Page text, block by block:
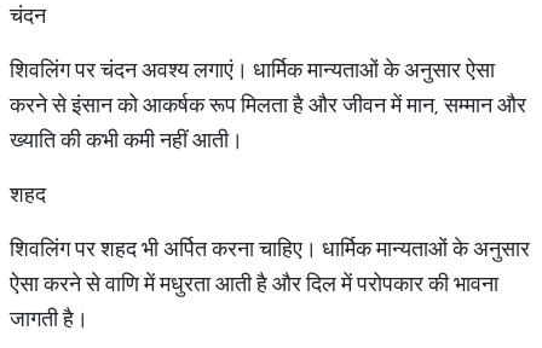
चंदन
शिवलिंग पर चंदन अवश्य लगाएं। धार्मिक मान्यताओं के अनुसार ऐसा
करने से इंसान को आकर्षक रूप मिलता है और जीवन में मान, सम्मान और
ख्याति की कभी कमी नहीं आती।
शहद
शिवलिंग पर शहद भी अर्पित करना चाहिए। धार्मिक मान्यताओं के अनुसार
ऐसा करने से वाणि में मधुरता आती है और दिल में परोपकार की भावना
जागती है।